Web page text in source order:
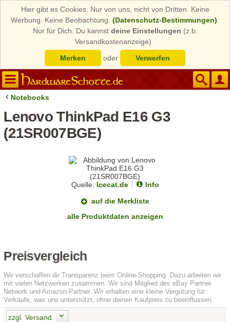
Hier gibt es Cookies. Nur von uns, nicht von Dritten. Keine
Werbung. Keine Beobachtung. (Datenschutz-Bestimmungen)
Nur für Dich. Du kannst deine Einstellungen (z.b.
Versandkostenanzeige)
Merken
oder Verwerfen
Notebooks
Lenovo ThinkPad E16 G3
(21SR007BGE)
Quelle: Icecat.de
Info
auf die Merkliste
alle Produktdaten anzeigen
Preisvergleich
Wir verschaffen dir Transparenz beim Online-Shopping. Dazu arbeiten wir
mit vielen Netzwerken zusammen. Wir sind Mitglied des eBay Partner
Network und Amazon-Partner. Wir erhalten eine kleine Vergütung für
Verkäufe, was uns unterstützt, ohne deinen Kaufpreis zu beeinflussen.
zzgl. Versand